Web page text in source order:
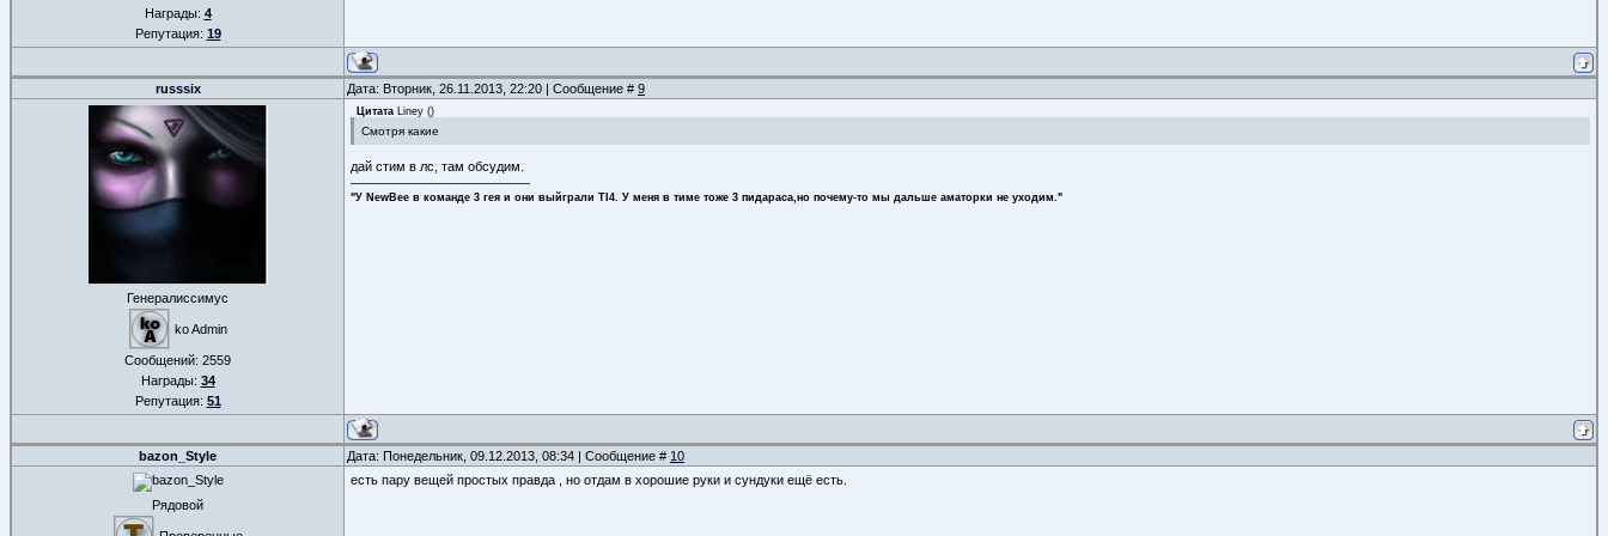
Награды: 4
Репутация: 19
russsix Дата: Вторник, 26.11.2013, 22:20 | Сообщение # 9
Генералиссимус
ko Admin
Сообщений: 2559
Награды: 34
Репутация: 51
Цитата Liney ()
Смотря какие
дай стим в лс, там обсудим.
"У NewBee в команде 3 гея и они выйграли TI4. У меня в тиме тоже 3 пидараса,но почему-то мы дальше аматорки не уходим."
bazon_Style Дата: Понедельник, 09.12.2013, 08:34 | Сообщение # 10
Рядовой
есть пару вещей простых правда , но отдам в хорошие руки и сундуки ещё есть.